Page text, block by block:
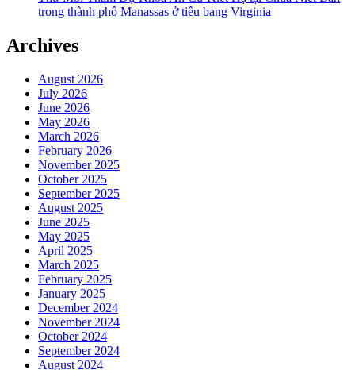
trong thành phố Manassas ở tiểu bang Virginia
Archives
August 2026
July 2026
June 2026
May 2026
March 2026
February 2026
November 2025
October 2025
September 2025
August 2025
June 2025
May 2025
April 2025
March 2025
February 2025
January 2025
December 2024
November 2024
October 2024
September 2024
August 2024